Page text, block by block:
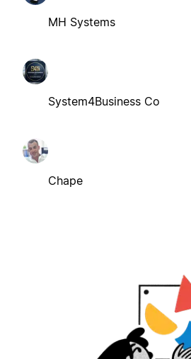
MH Systems
System4Business Co
Chape